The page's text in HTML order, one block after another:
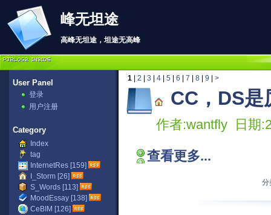
峰无坦途
高峰无坦途，坦途无高峰
1 2 3 4 5 6 7 8 9 >
CC，DS是
作者:wantfly 日期
查看更多...
分
User Panel
登录
用户注册
Category
Index
tag
InternetRes [159]
I_Storm [26]
S_Words [113]
MoodEssay [138]
CeBIM [126]